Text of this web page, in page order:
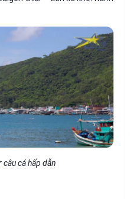
câu cá hấp dẫn